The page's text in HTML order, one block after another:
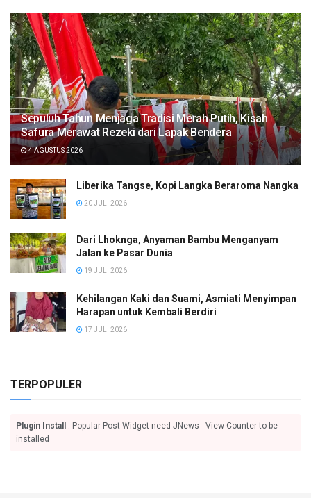
Sepuluh Tahun Menjaga Tradisi Merah Putih, Kisah
Safura Merawat Rezeki dari Lapak Bendera
4 AGUSTUS 2026
Liberika Tangse, Kopi Langka Beraroma Nangka
20 JULI 2026
Dari Lhoknga, Anyaman Bambu Menganyam
Jalan ke Pasar Dunia
19 JULI 2026
Kehilangan Kaki dan Suami, Asmiati Menyimpan
Harapan untuk Kembali Berdiri
17 JULI 2026
TERPOPULER
Plugin Install
: Popular Post Widget need JNews - View Counter to be
installed